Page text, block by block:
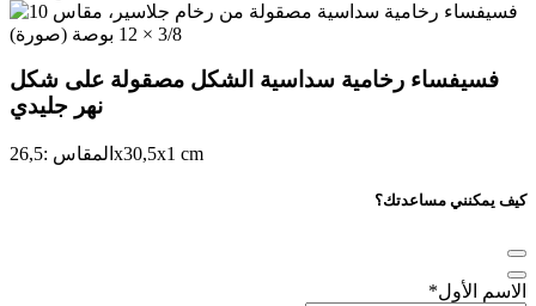
فسيفساء رخامية سداسية الشكل مصقولة على شكل
نهر جليدي
المقاس :26,5 x30,5x1 cm
كيف يمكنني مساعدتك؟
الاسم الأول*